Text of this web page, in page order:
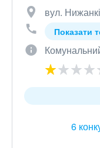
вул.
Показати
6